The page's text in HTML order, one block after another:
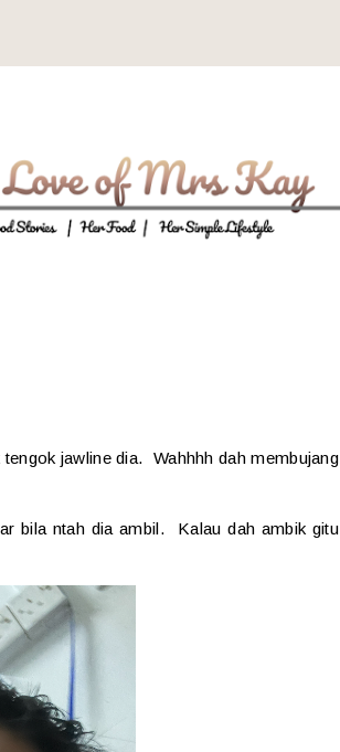
jawline dia. Wahhhh dah membujang
bila ntah dia ambil. Kalau dah ambik gitu